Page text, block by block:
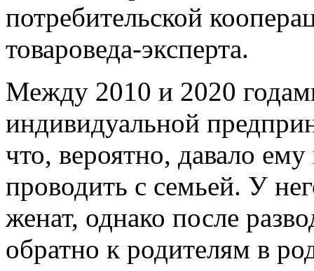
потребительской
товароведа-эксперта.
Между 2010 и 2020
индивидуальной
что, вероятно, давало
проводить с семьей. У
женат, однако после
обратно к родителям в